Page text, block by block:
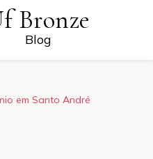
Bronze
Blog
em Santo André